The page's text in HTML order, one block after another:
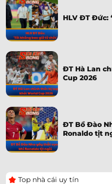
HLV ĐT Đức:
ĐT Hà Lan
Cup 2026
ĐT Bồ Đào
Ronaldo tịt
Top nhà cái uy tín